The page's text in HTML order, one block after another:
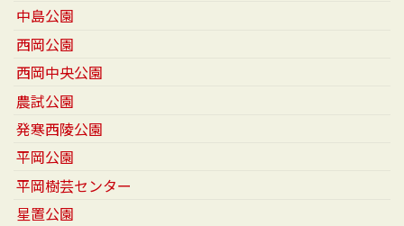
中島公園
西岡公園
西岡中央公園
農試公園
発寒西陵公園
平岡公園
平岡樹芸センター
星置公園